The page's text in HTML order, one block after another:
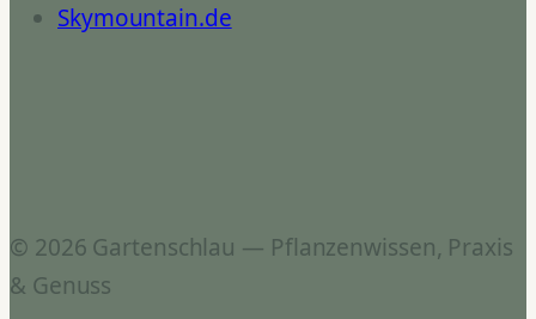
Skymountain.de
© 2026 Gartenschlau — Pflanzenwissen, Praxis
& Genuss